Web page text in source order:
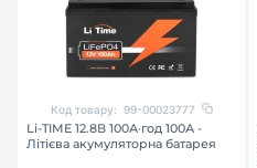
Код товару: 99-00023777
Li-TIME 12.8В 100А·год 100А -
Літієва акумуляторна батарея